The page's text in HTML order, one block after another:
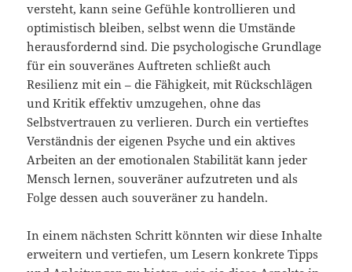
versteht, kann seine Gefühle kontrollieren und
optimistisch bleiben, selbst wenn die Umstände
herausfordernd sind. Die psychologische Grundlage
für ein souveränes Auftreten schließt auch
Resilienz mit ein – die Fähigkeit, mit Rückschlägen
und Kritik effektiv umzugehen, ohne das
Selbstvertrauen zu verlieren. Durch ein vertieftes
Verständnis der eigenen Psyche und ein aktives
Arbeiten an der emotionalen Stabilität kann jeder
Mensch lernen, souveräner aufzutreten und als
Folge dessen auch souveräner zu handeln.
In einem nächsten Schritt könnten wir diese Inhalte
erweitern und vertiefen, um Lesern konkrete Tipps